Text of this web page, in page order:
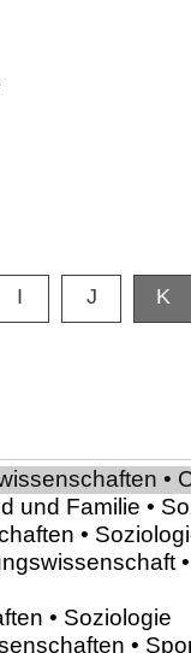
I J K